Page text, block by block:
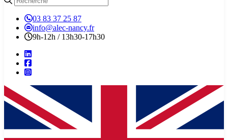
03 83 37 25 87
info@alec-nancy.fr
9h-12h / 13h30-17h30